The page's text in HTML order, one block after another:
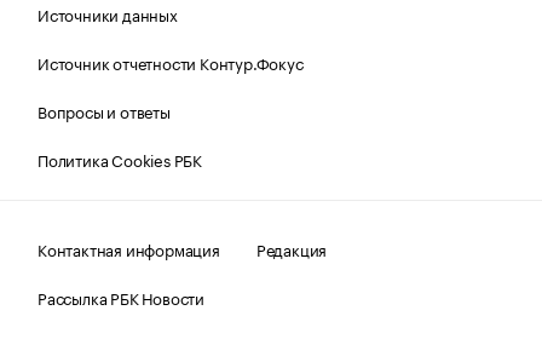
Источники данных
Источник отчетности Контур.Фокус
Вопросы и ответы
Политика Cookies РБК
Контактная информация
Редакция
Рассылка РБК Новости